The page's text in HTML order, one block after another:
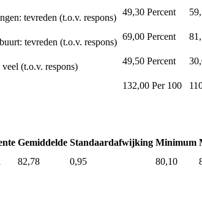
tevreden (t.o.v. respons)
49,30 Percent
tevreden (t.o.v. respons)
69,00 Percent
(t.o.v. respons)
49,50 Percent
132,00 Per 100
Gemiddelde Standaardafwijking Minimum
82,78 0,95 80,10